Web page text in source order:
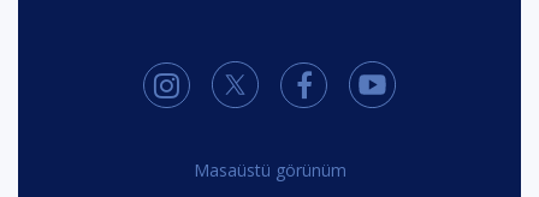
Masaüstü görünüm